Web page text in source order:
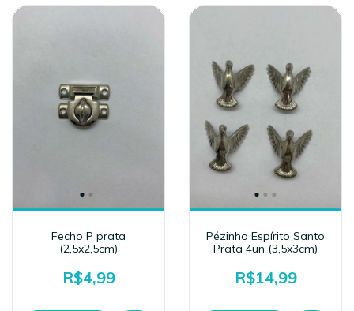
Fecho P prata
(2,5x2,5cm)
R$4,99
Pézinho Espírito Santo
Prata 4un (3,5x3cm)
R$14,99